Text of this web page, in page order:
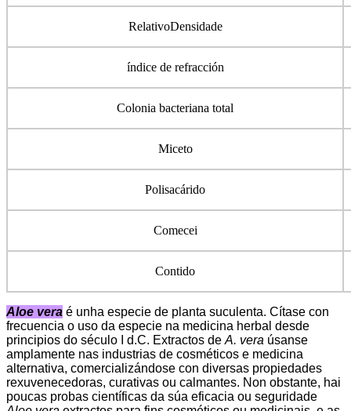
RelativoDensidade
índice de refracción
Colonia bacteriana total
Miceto
Polisacárido
Comecei
Contido
Aloe vera é unha especie de planta suculenta. Cítase con
frecuencia o uso da especie na medicina herbal desde
principios do século I d.C. Extractos de A. vera úsanse
amplamente nas industrias de cosméticos e medicina
alternativa, comercializándose con diversas propiedades
rexuvenecedoras, curativas ou calmantes. Non obstante, hai
poucas probas científicas da súa eficacia ou seguridade